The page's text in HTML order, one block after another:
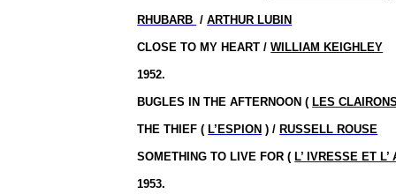
RHUBARB /ARTHUR LUBIN
CLOSE TO MY HEART /WILLIAM KEIGHLEY
1952.
BUGLES IN THE AFTERNOON ( LES
THE THIEF ( L’ESPION ) / RUSSELL ROUSE
SOMETHING TO LIVE FOR ( L’ IVRESSE ET L’
1953.